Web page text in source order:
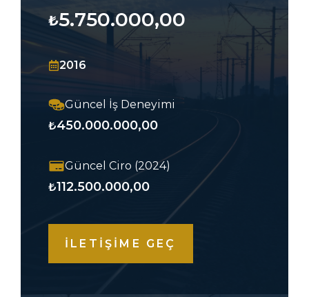
₺5.750.000,00
2016
Güncel İş Deneyimi
₺450.000.000,00
Güncel Ciro (2024)
₺112.500.000,00
İLETİŞİME GEÇ